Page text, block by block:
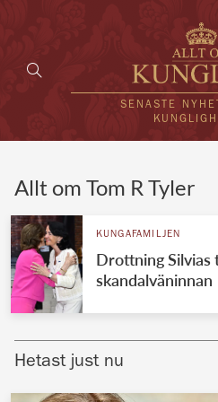
SENASTE
VÄRLDENS
Allt om Tom R Tyler
KUNGAFAMILJEN
Drottning
skandalväninnan
Hetast just nu